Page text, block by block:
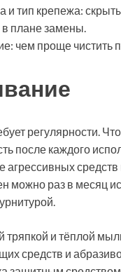
и тип крепежа:
плане замены.
чем проще чистить
регулярности.
после каждого
агрессивных
можно раз в месяц
тряпкой и тёплой
средств и